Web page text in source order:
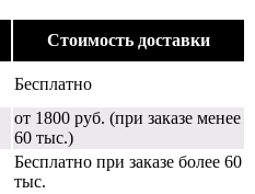
Стоимость доставки
Бесплатно
от 1800 руб. (при заказе менее
60 тыс.)
Бесплатно при заказе более 60
тыс.